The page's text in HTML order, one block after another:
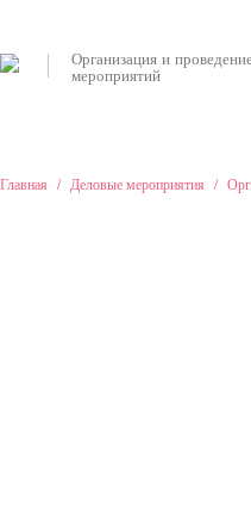
Организация и
мероприятий
Главная / Деловые мероприятия /